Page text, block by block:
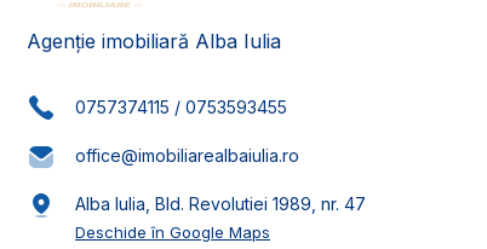
Agenție imobiliară Alba Iulia
0757374115 / 0753593455
office@imobiliarealbaiulia.ro
Alba Iulia, Bld. Revolutiei 1989, nr. 47
Deschide în Google Maps